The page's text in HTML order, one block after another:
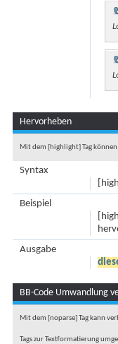
Hervorheben
Mit dem [highlight] Tag
Syntax
Beispiel
Ausgabe
BB-Code Umwandlung
Mit dem [noparse] Tag kann
Tags zur Textformatierung